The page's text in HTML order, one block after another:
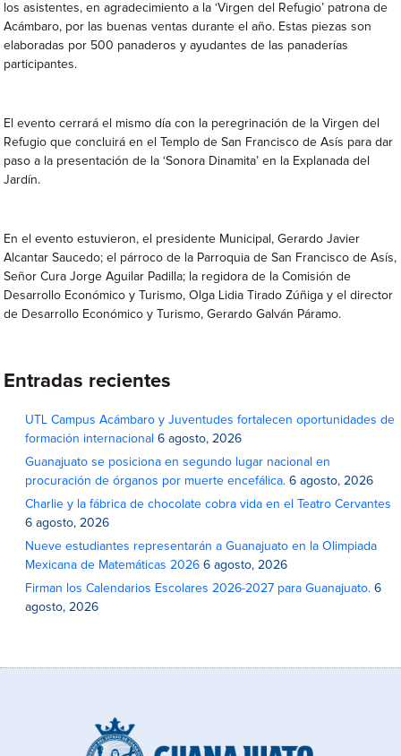
los asistentes, en agradecimiento a la ‘Virgen del Refugio’ patrona de
Acámbaro, por las buenas ventas durante el año. Estas piezas son
elaboradas por 500 panaderos y ayudantes de las panaderías
participantes.
El evento cerrará el mismo día con la peregrinación de la Virgen del
Refugio que concluirá en el Templo de San Francisco de Asís para dar
paso a la presentación de la ‘Sonora Dinamita’ en la Explanada del
Jardín.
En el evento estuvieron, el presidente Municipal, Gerardo Javier
Alcantar Saucedo; el párroco de la Parroquia de San Francisco de Asís,
Señor Cura Jorge Aguilar Padilla; la regidora de la Comisión de
Desarrollo Económico y Turismo, Olga Lidia Tirado Zúñiga y el director
de Desarrollo Económico y Turismo, Gerardo Galván Páramo.
Entradas recientes
UTL Campus Acámbaro y Juventudes fortalecen oportunidades de
formación internacional 6 agosto, 2026
Guanajuato se posiciona en segundo lugar nacional en
procuración de órganos por muerte encefálica. 6 agosto, 2026
Charlie y la fábrica de chocolate cobra vida en el Teatro Cervantes
6 agosto, 2026
Nueve estudiantes representarán a Guanajuato en la Olimpiada
Mexicana de Matemáticas 2026 6 agosto, 2026
Firman los Calendarios Escolares 2026-2027 para Guanajuato. 6
agosto, 2026